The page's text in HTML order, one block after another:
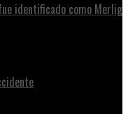
identificado como Merlig